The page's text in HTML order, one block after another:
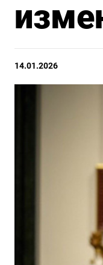
14.01.2026